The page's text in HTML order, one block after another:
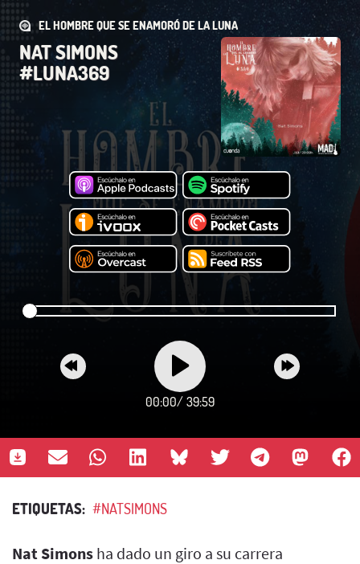
EL HOMBRE QUE SE ENAMORÓ DE LA LUNA
NAT SIMONS
#LUNA369
00:00/ 39:59
ETIQUETAS: #NATSIMONS
Nat Simons ha dado un giro a su carrera